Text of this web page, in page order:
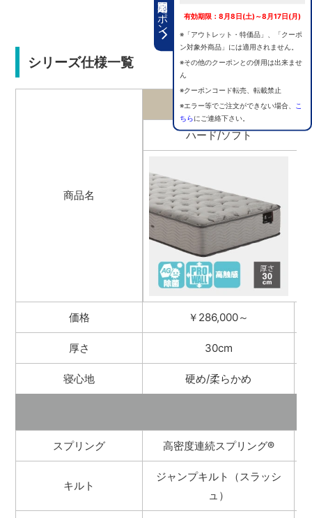
期間限定クーポン 有効期限：8月8日(土)～8月17日(月)
※「アウトレット・特価品」、「クーポ
ン対象外商品」には適用されません。
※その他のクーポンとの併用は出来ませ
ん
※クーポンコード転売、転載禁止
※エラー等でご注文ができない場合、
こ
ちらにご連絡下さい。
シリーズ仕様一覧
商品名
Lex3
ハード/ソフト
価格 ￥286,000～
厚さ 30cm
寝心地 硬め/柔らかめ
スプリング 高密度連続スプリング®
キルト
ジャンプキルト（スラッシ
ュ）